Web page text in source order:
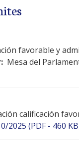
favorable y
Mesa del
calificación
2025 (PDF - 460